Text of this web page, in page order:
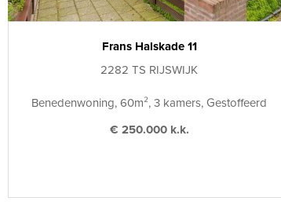
Frans Halskade 11
2282 TS RIJSWIJK
Benedenwoning, 60m², 3 kamers, Gestoffeerd
€ 250.000 k.k.